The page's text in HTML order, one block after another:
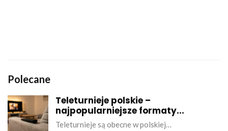
Polecane
Teleturnieje polskie –
najpopularniejsze formaty...
Teleturnieje są obecne w polskiej…